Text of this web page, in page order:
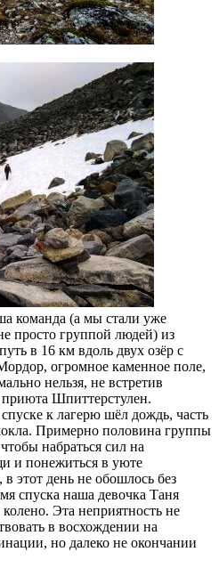
команда (а мы стали уже
просто группой людей) из
в 16 км вдоль двух озёр с
огромное каменное поле,
нельзя, не встретив
приюта Шпиттерстулен.
к лагерю шёл дождь, часть
Примерно половина группы
набраться сил на
и понежиться в уюте
этот день не обошлось без
спуска наша девочка Таня
Эта неприятность не
в восхождении на
но далеко не окончании